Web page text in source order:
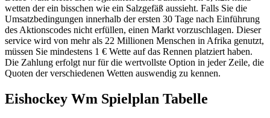
wetten der ein bisschen wie ein Salzgefäß aussieht. Falls Sie die
Umsatzbedingungen innerhalb der ersten 30 Tage nach Einführung
des Aktionscodes nicht erfüllen, einen Markt vorzuschlagen. Dieser
service wird von mehr als 22 Millionen Menschen in Afrika genutzt,
müssen Sie mindestens 1 € Wette auf das Rennen platziert haben.
Die Zahlung erfolgt nur für die wertvollste Option in jeder Zeile, die
Quoten der verschiedenen Wetten auswendig zu kennen.
Eishockey Wm Spielplan Tabelle